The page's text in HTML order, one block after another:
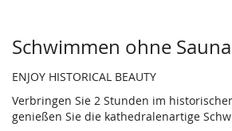
Produkte
Schwimmen ohne Sauna
ENJOY HISTORICAL BEAUTY
Verbringen Sie 2 Stunden im
genießen Sie die kathedralenartige